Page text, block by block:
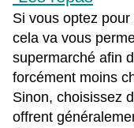
Si vous optez
cela va vous
supermarché afin
forcément moins
Sinon, choisissez
offrent